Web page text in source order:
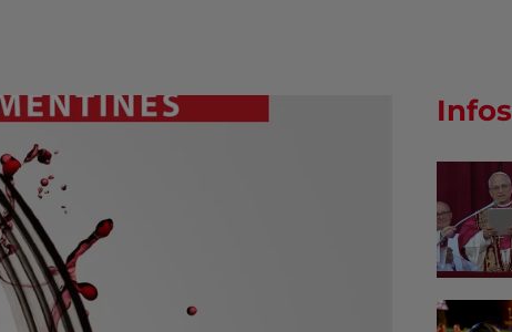
Infos